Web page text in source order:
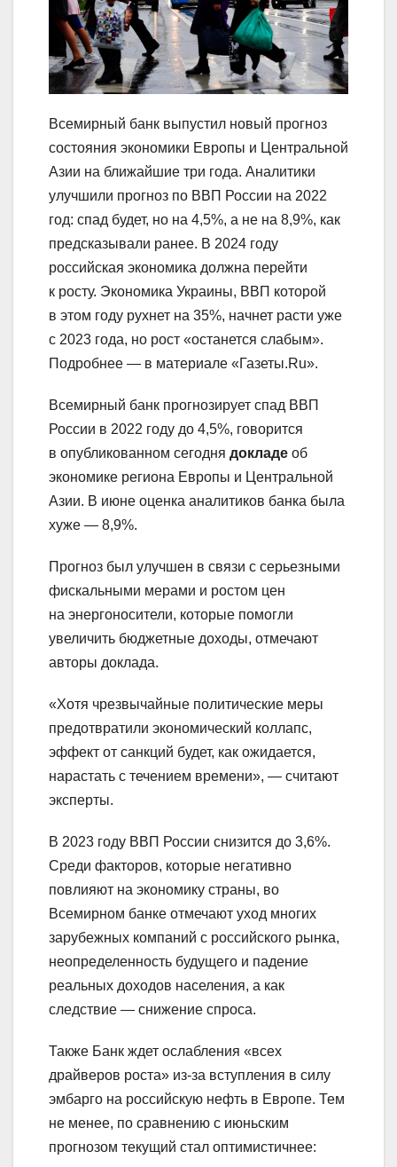
Всемирный банк выпустил новый прогноз
состояния экономики Европы и Центральной
Азии на ближайшие три года. Аналитики
улучшили прогноз по ВВП России на 2022
год: спад будет, но на 4,5%, а не на 8,9%, как
предсказывали ранее. В 2024 году
российская экономика должна перейти
к росту. Экономика Украины, ВВП которой
в этом году рухнет на 35%, начнет расти уже
с 2023 года, но рост «останется слабым».
Подробнее — в материале «Газеты.Ru».
Всемирный банк прогнозирует спад ВВП
России в 2022 году до 4,5%, говорится
в опубликованном сегодня докладе об
экономике региона Европы и Центральной
Азии. В июне оценка аналитиков банка была
хуже — 8,9%.
Прогноз был улучшен в связи с серьезными
фискальными мерами и ростом цен
на энергоносители, которые помогли
увеличить бюджетные доходы, отмечают
авторы доклада.
«Хотя чрезвычайные политические меры
предотвратили экономический коллапс,
эффект от санкций будет, как ожидается,
нарастать с течением времени», — считают
эксперты.
В 2023 году ВВП России снизится до 3,6%.
Среди факторов, которые негативно
повлияют на экономику страны, во
Всемирном банке отмечают уход многих
зарубежных компаний с российского рынка,
неопределенность будущего и падение
реальных доходов населения, а как
следствие — снижение спроса.
Также Банк ждет ослабления «всех
драйверов роста» из-за вступления в силу
эмбарго на российскую нефть в Европе. Тем
не менее, по сравнению с июньским
прогнозом текущий стал оптимистичнее: